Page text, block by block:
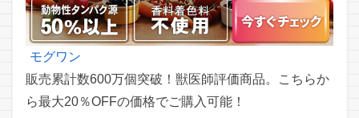
モグワン
販売累計数600万個突破！獣医師評価商品。こちらか
ら最大20％OFFの価格でご購入可能！